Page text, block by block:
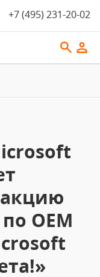
+7 (495) 231-20-02
OEM